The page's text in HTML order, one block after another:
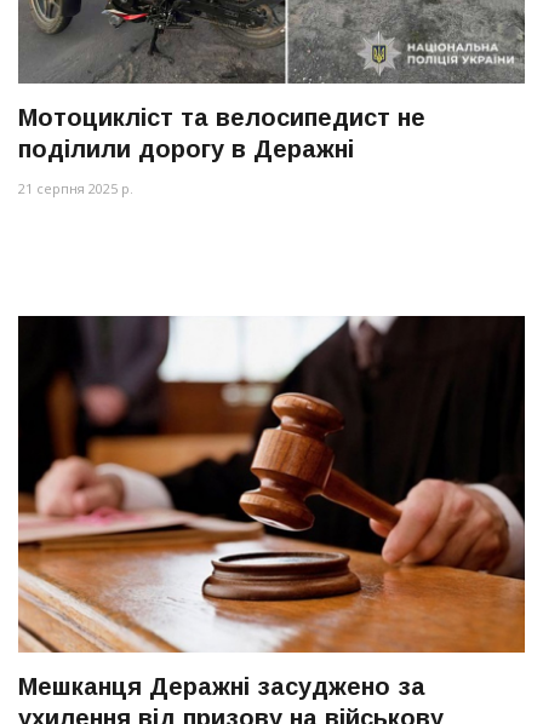
Мотоцикліст та велосипедист не
поділили дорогу в Деражні
21 серпня 2025 р.
Мешканця Деражні засуджено за
ухилення від призову на військову